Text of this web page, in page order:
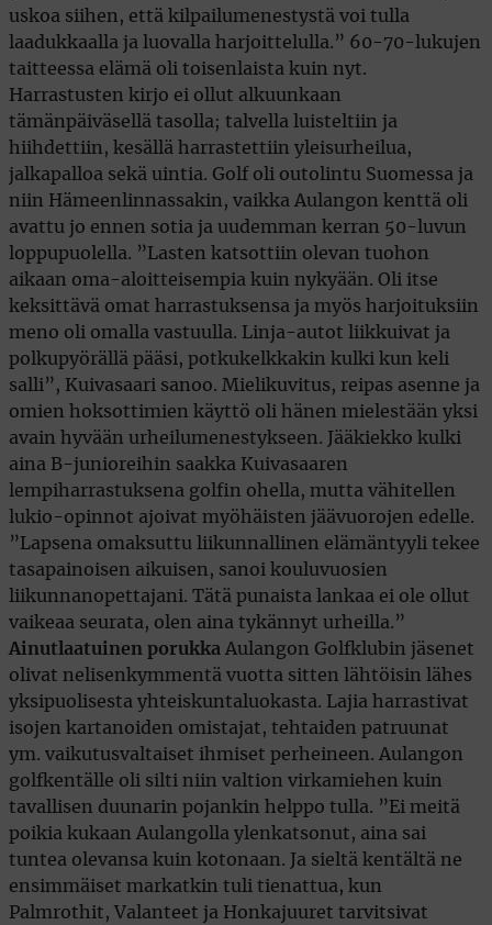
uskoa siihen, että kilpailumenestystä voi tulla
laadukkaalla ja luovalla harjoittelulla.” 60-70-lukujen
taitteessa elämä oli toisenlaista kuin nyt.
Harrastusten kirjo ei ollut alkuunkaan
tämänpäiväsellä tasolla; talvella luisteltiin ja
hiihdettiin, kesällä harrastettiin yleisurheilua,
jalkapalloa sekä uintia. Golf oli outolintu Suomessa ja
niin Hämeenlinnassakin, vaikka Aulangon kenttä oli
avattu jo ennen sotia ja uudemman kerran 50-luvun
loppupuolella. ”Lasten katsottiin olevan tuohon
aikaan oma-aloitteisempia kuin nykyään. Oli itse
keksittävä omat harrastuksensa ja myös harjoituksiin
meno oli omalla vastuulla. Linja-autot liikkuivat ja
polkupyörällä pääsi, potkukelkkakin kulki kun keli
salli”, Kuivasaari sanoo. Mielikuvitus, reipas asenne ja
omien hoksottimien käyttö oli hänen mielestään yksi
avain hyvään urheilumenestykseen. Jääkiekko kulki
aina B-junioreihin saakka Kuivasaaren
lempiharrastuksena golfin ohella, mutta vähitellen
lukio-opinnot ajoivat myöhäisten jäävuorojen edelle.
”Lapsena omaksuttu liikunnallinen elämäntyyli tekee
tasapainoisen aikuisen, sanoi kouluvuosien
liikunnanopettajani. Tätä punaista lankaa ei ole ollut
vaikeaa seurata, olen aina tykännyt urheilla.”
Ainutlaatuinen porukka Aulangon Golfklubin jäsenet
olivat nelisenkymmentä vuotta sitten lähtöisin lähes
yksipuolisesta yhteiskuntaluokasta. Lajia harrastivat
isojen kartanoiden omistajat, tehtaiden patruunat
ym. vaikutusvaltaiset ihmiset perheineen. Aulangon
golfkentälle oli silti niin valtion virkamiehen kuin
tavallisen duunarin pojankin helppo tulla. ”Ei meitä
poikia kukaan Aulangolla ylenkatsonut, aina sai
tuntea olevansa kuin kotonaan. Ja sieltä kentältä ne
ensimmäiset markatkin tuli tienattua, kun
Palmrothit, Valanteet ja Honkajuuret tarvitsivat